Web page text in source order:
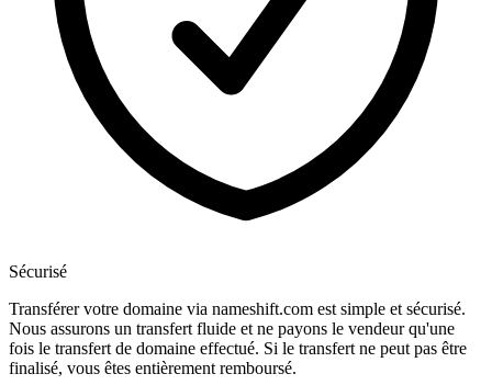
Sécurisé
Transférer votre domaine via nameshift.com est simple et sécurisé.
Nous assurons un transfert fluide et ne payons le vendeur qu'une
fois le transfert de domaine effectué. Si le transfert ne peut pas être
finalisé, vous êtes entièrement remboursé.